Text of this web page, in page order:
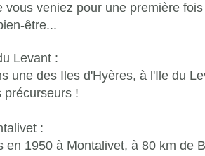
vous veniez pour une première
être...
Levant :
une des Iles d'Hyères, à l'Ile du
précurseurs !
:
en 1950 à Montalivet, à 80 km de